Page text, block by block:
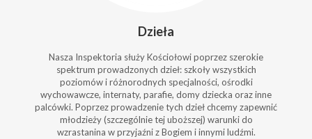
Dzieła
Nasza Inspektoria służy Kościołowi poprzez szerokie
spektrum prowadzonych dzieł: szkoły wszystkich
poziomów i różnorodnych specjalności, ośrodki
wychowawcze, internaty, parafie, domy dziecka oraz inne
palcówki. Poprzez prowadzenie tych dzieł chcemy zapewnić
młodzieży (szczególnie tej uboższej) warunki do
wzrastanina w przyjaźni z Bogiem i innymi ludźmi.